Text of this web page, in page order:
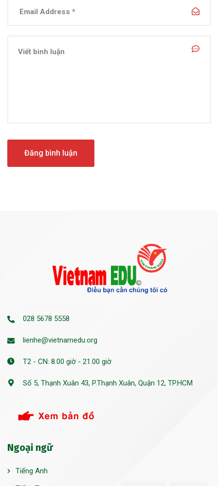
028 5678 5558
lienhe@vietnamedu.org
T2 - CN: 8.00 giờ - 21.00 giờ
Số 5, Thạnh Xuân 43, P.Thạnh Xuân, Quận 12, TP.HCM
Ngoại ngữ
Tiếng Anh